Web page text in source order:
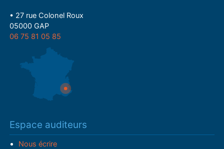
• 27 rue Colonel Roux
05000 GAP
06 75 81 05 85
Espace auditeurs
Nous écrire